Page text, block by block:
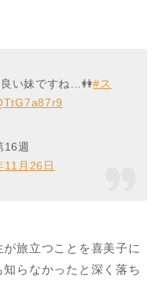
良い妹ですね…👭#ス
16週
11月26日
旅立つことを喜美子に
らなかったと深く落ち